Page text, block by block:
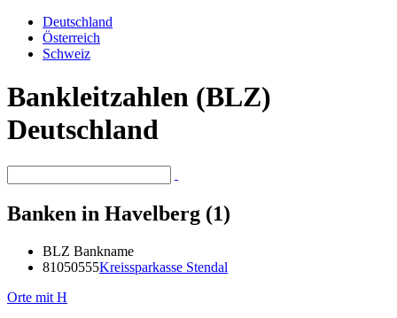
Deutschland
Österreich
Schweiz
Bankleitzahlen (BLZ)
Deutschland
Banken in Havelberg (1)
BLZ Bankname
81050555Kreissparkasse Stendal
Orte mit H